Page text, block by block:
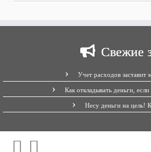
Свежие
Учет расходов заставит
Как откладывать деньги, если
Несу деньги на цель!